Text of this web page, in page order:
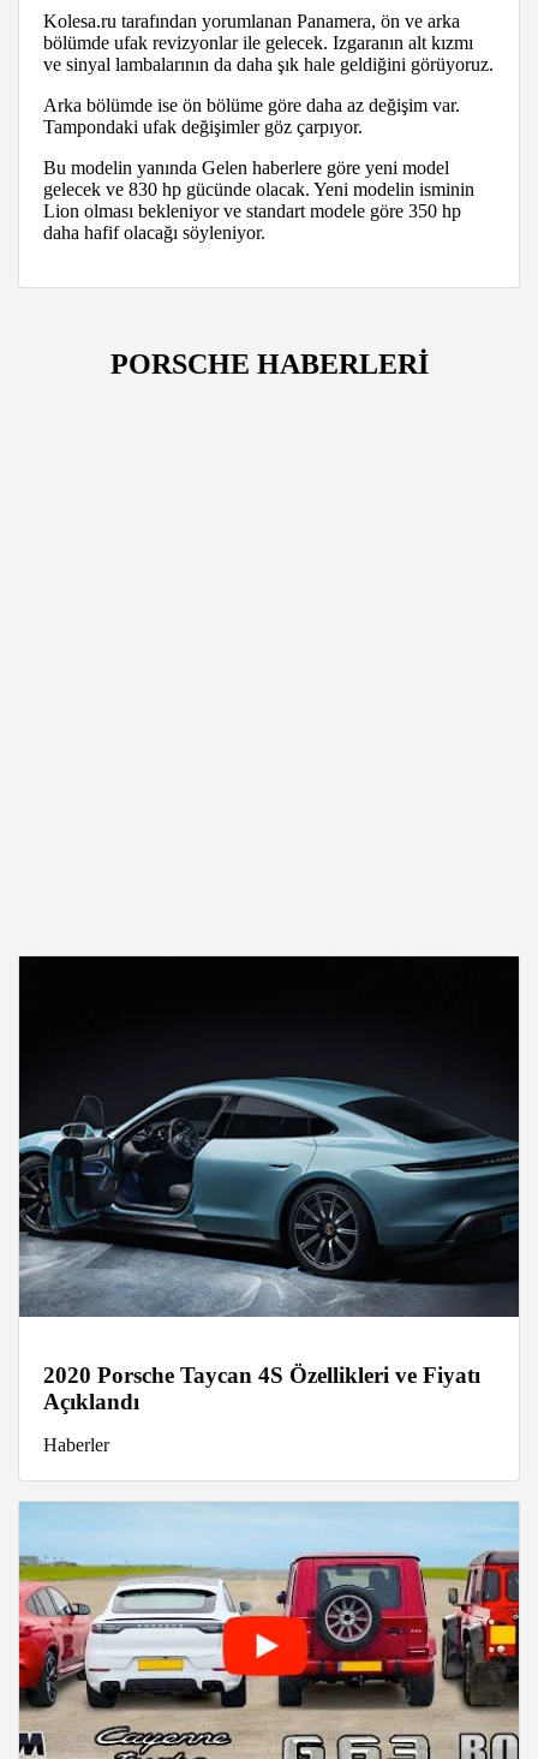
Kolesa.ru tarafından yorumlanan Panamera, ön ve arka
bölümde ufak revizyonlar ile gelecek. Izgaranın alt kızmı
ve sinyal lambalarının da daha şık hale geldiğini görüyoruz.
Arka bölümde ise ön bölüme göre daha az değişim var.
Tampondaki ufak değişimler göz çarpıyor.
Bu modelin yanında Gelen haberlere göre yeni model
gelecek ve 830 hp gücünde olacak. Yeni modelin isminin
Lion olması bekleniyor ve standart modele göre 350 hp
daha hafif olacağı söyleniyor.
PORSCHE HABERLERİ
2020 Porsche Taycan 4S Özellikleri ve Fiyatı
Açıklandı
Haberler